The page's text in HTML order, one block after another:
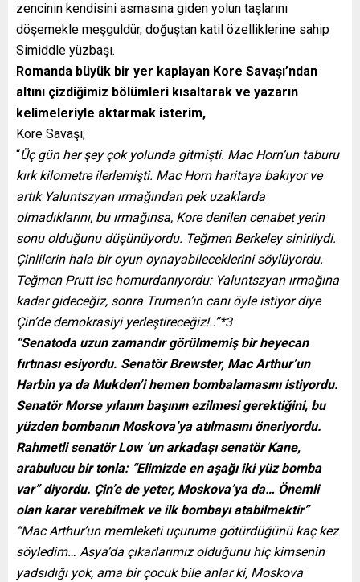
zencinin kendisini asmasına giden yolun taşlarını
döşemekle meşguldür, doğuştan katil özelliklerine sahip
Simiddle yüzbaşı.
Romanda büyük bir yer kaplayan Kore Savaşı’ndan
altını çizdiğimiz bölümleri kısaltarak ve yazarın
kelimeleriyle aktarmak isterim,
Kore Savaşı;
“Üç gün her şey çok yolunda gitmişti. Mac Horn’un taburu
kırk kilometre ilerlemişti. Mac Horn haritaya bakıyor ve
artık Yaluntszyan ırmağından pek uzaklarda
olmadıklarını, bu ırmağınsa, Kore denilen cenabet yerin
sonu olduğunu düşünüyordu. Teğmen Berkeley sinirliydi.
Çinlilerin hala bir oyun oynayabileceklerini söylüyordu.
Teğmen Prutt ise homurdanıyordu: Yaluntszyan ırmağına
kadar gideceğiz, sonra Truman’ın canı öyle istiyor diye
Çin’de demokrasiyi yerleştireceğiz!..”*3
“Senatoda uzun zamandır görülmemiş bir heyecan
fırtınası esiyordu. Senatör Brewster, Mac Arthur’un
Harbin ya da Mukden’i hemen bombalamasını istiyordu.
Senatör Morse yılanın başının ezilmesi gerektiğini, bu
yüzden bombanın Moskova’ya atılmasını öneriyordu.
Rahmetli senatör Low ’un arkadaşı senatör Kane,
arabulucu bir tonla: “Elimizde en aşağı iki yüz bomba
var” diyordu. Çin’e de yeter, Moskova’ya da… Önemli
olan karar verebilmek ve ilk bombayı atabilmektir”
“Mac Arthur’un memleketi uçuruma götürdüğünü kaç kez
söyledim… Asya’da çıkarlarımız olduğunu hiç kimsenin
yadsıdığı yok, ama bir çocuk bile anlar ki, Moskova